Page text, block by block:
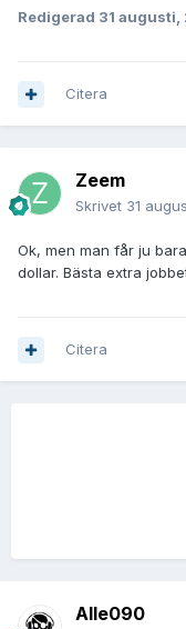
Redigerad 31 augusti,
Citera
Zeem
Skrivet 31
Ok, men man får ju
dollar. Bästa extra
Citera
Alle090